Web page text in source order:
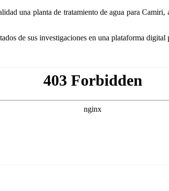
una planta de tratamiento de agua para
de sus investigaciones en una plataforma digital